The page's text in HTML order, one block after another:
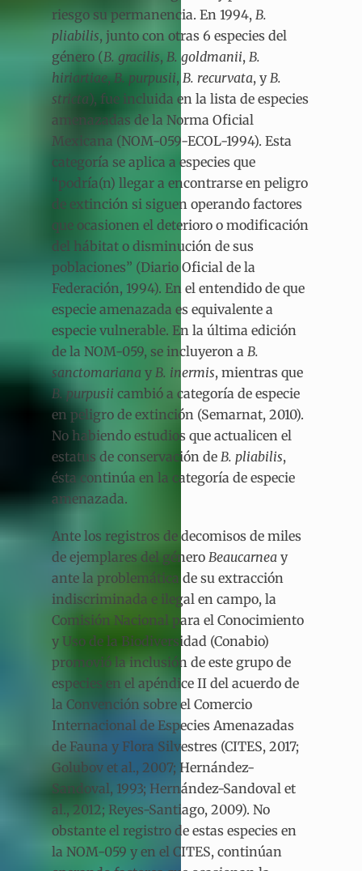
riesgo su permanencia. En 1994, B.
pliabilis, junto con otras 6 especies del
género (B. gracilis, B. goldmanii, B.
hiriartiae, B. purpusii, B. recurvata, y B.
stricta), fue incluida en la lista de especies
amenazadas de la Norma Oficial
Mexicana (NOM-059-ECOL-1994). Esta
categoría se aplica a especies que
“podría(n) llegar a encontrarse en peligro
de extinción si siguen operando factores
que ocasionen el deterioro o modificación
del hábitat o disminución de sus
poblaciones” (Diario Oficial de la
Federación, 1994). En el entendido de que
especie amenazada es equivalente a
especie vulnerable. En la última edición
de la NOM-059, se incluyeron a B.
sanctomariana y B. inermis, mientras que
B. purpusii cambió a categoría de especie
en peligro de extinción (Semarnat, 2010).
No habiendo estudios que actualicen el
estatus de conservación de B. pliabilis,
ésta continúa en la categoría de especie
amenazada.
Ante los registros de decomisos de miles
de ejemplares del género Beaucarnea y
ante la problemática de su extracción
indiscriminada e ilegal en campo, la
Comisión Nacional para el Conocimiento
y Uso de la Biodiversidad (Conabio)
promovió la inclusión de este grupo de
especies en el apéndice II del acuerdo de
la Convención sobre el Comercio
Internacional de Especies Amenazadas
de Fauna y Flora Silvestres (CITES, 2017;
Golubov et al., 2007; Hernández-
Sandoval, 1993; Hernández-Sandoval et
al., 2012; Reyes-Santiago, 2009). No
obstante el registro de estas especies en
la NOM-059 y en el CITES, continúan